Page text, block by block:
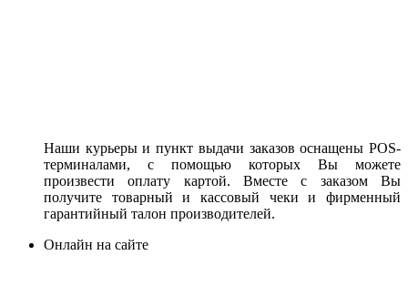
Наши курьеры и пункт выдачи заказов оснащены POS-
терминалами, с помощью которых Вы можете
произвести оплату картой. Вместе с заказом Вы
получите товарный и кассовый чеки и фирменный
гарантийный талон производителей.
Онлайн на сайте